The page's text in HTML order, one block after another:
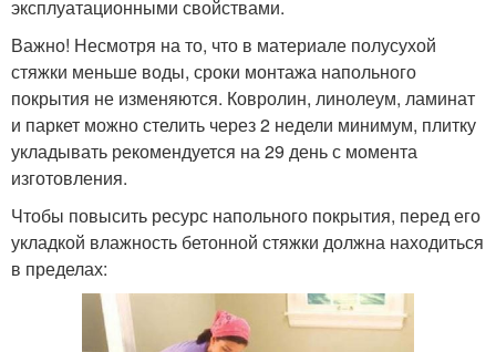
эксплуатационными свойствами.
Важно! Несмотря на то, что в материале полусухой
стяжки меньше воды, сроки монтажа напольного
покрытия не изменяются. Ковролин, линолеум, ламинат
и паркет можно стелить через 2 недели минимум, плитку
укладывать рекомендуется на 29 день с момента
изготовления.
Чтобы повысить ресурс напольного покрытия, перед его
укладкой влажность бетонной стяжки должна находиться
в пределах: